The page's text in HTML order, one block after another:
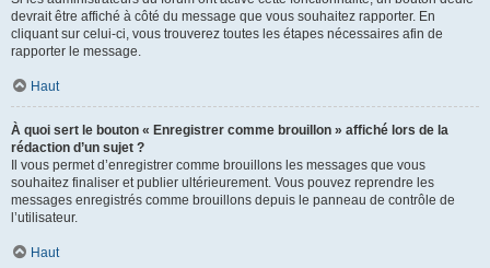
devrait être affiché à côté du message que vous souhaitez rapporter. En
cliquant sur celui-ci, vous trouverez toutes les étapes nécessaires afin de
rapporter le message.
Haut
À quoi sert le bouton « Enregistrer comme brouillon » affiché lors de la
rédaction d’un sujet ?
Il vous permet d’enregistrer comme brouillons les messages que vous
souhaitez finaliser et publier ultérieurement. Vous pouvez reprendre les
messages enregistrés comme brouillons depuis le panneau de contrôle de
l’utilisateur.
Haut